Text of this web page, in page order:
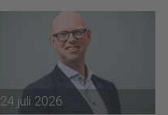
24 juli 2026